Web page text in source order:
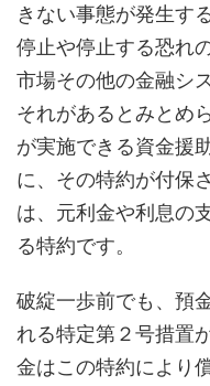
きない事態が発生す
停止や停止する恐れ
市場その他の金融シ
それがあるとみとめ
が実施できる資金援
に、その特約が付保
は、元利金や利息の
る特約です。
破綻一歩前でも、預
れる特定第２号措置
金はこの特約により